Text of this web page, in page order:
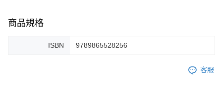
商品規格
ISBN 9789865528256
客服